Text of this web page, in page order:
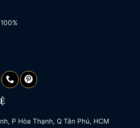
P Hòa Thạnh, Q Tân Phú, HCM